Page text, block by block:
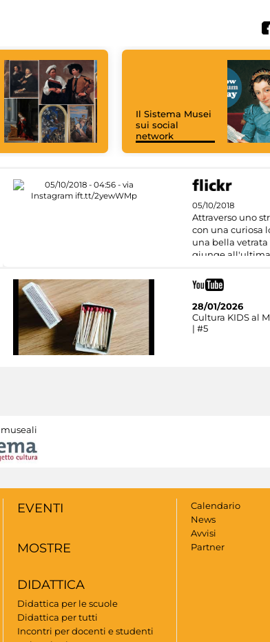
Il Sistema Musei
sui social
network
05/10/2018
Attraverso uno
con una curiosa
una bella
giunge all'ultima
28/01/2026
Cultura KIDS al
| #5
EVENTI
MOSTRE
DIDATTICA
Didattica per le scuole
Didattica per tutti
Incontri per docenti e studenti
Calendario
News
Avvisi
Partner